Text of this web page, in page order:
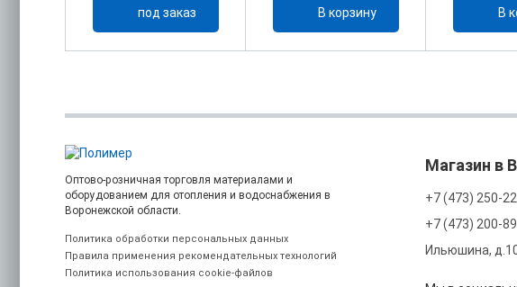
под заказ В корзину В
Оптово-розничная торговля материалами и
оборудованием для отопления и водоснабжения в
Воронежской области.
Политика обработки персональных данных
Правила применения рекомендательных технологий
Политика использования cookie-файлов
Магазин в
+7 (473) 250-
+7 (473) 200-
Ильюшина,